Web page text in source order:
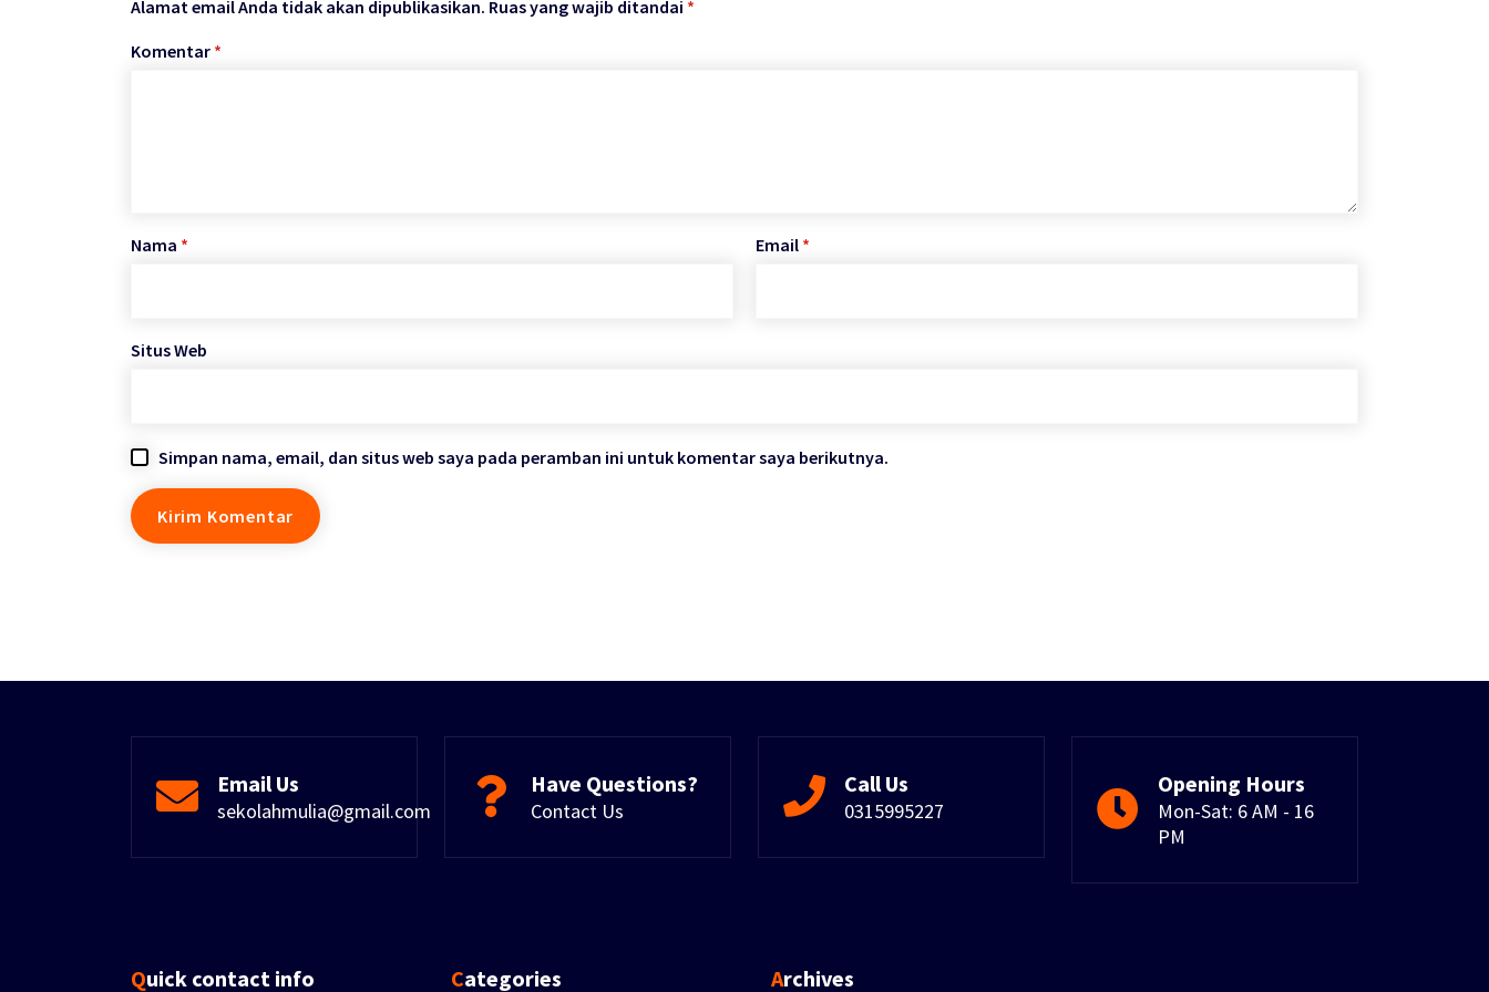
Alamat email Anda tidak akan dipublikasikan. Ruas yang wajib ditandai *
Komentar *
Nama * Email *
Situs Web
Simpan nama, email, dan situs web saya pada peramban ini untuk komentar saya berikutnya.
Email Us
sekolahmulia@gmail.com
Have Questions?
Contact Us
Call Us
0315995227
Opening Hours
Mon-Sat: 6 AM - 16
PM
Quick contact info Categories Archives